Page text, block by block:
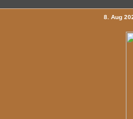
8. Aug